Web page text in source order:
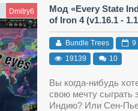
Dmitry6
Мод «Every State
of Iron 4 (v1.16.1 -
Bundle Trees
9
19139
10
Вы когда-нибудь
свою мечту сыграть
Индию? Или Сен-